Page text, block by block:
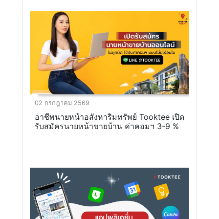
02 กรกฎาคม 2569
อาชีพนายหน้าอสังหาริมทรัพย์ Tooktee เปิด
รับสมัครนายหน้าขายบ้าน ค่าคอมฯ 3-9 %